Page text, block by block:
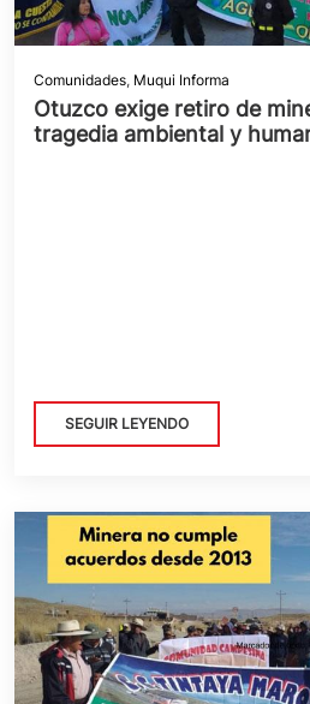
Comunidades, Muqui Informa
Otuzco exige retiro de
tragedia ambiental y
SEGUIR LEYENDO